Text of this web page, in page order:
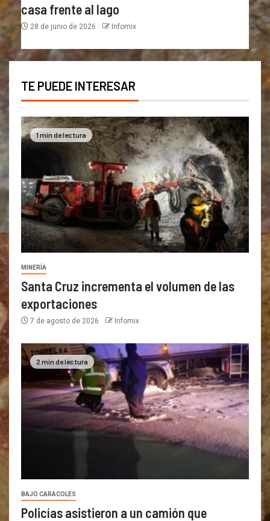
casa frente al lago
28 de junio de 2026 Infomix
TE PUEDE INTERESAR
1 min de lectura
MINERÍA
Santa Cruz incrementa el volumen de las
exportaciones
7 de agosto de 2026 Infomix
2 min de lectura
BAJO CARACOLES
Policías asistieron a un camión que